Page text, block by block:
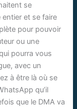
se
et se faire
pour pouvoir
ou une
pourra vous
avec un
à être là où se
qu’il
que le DMA va